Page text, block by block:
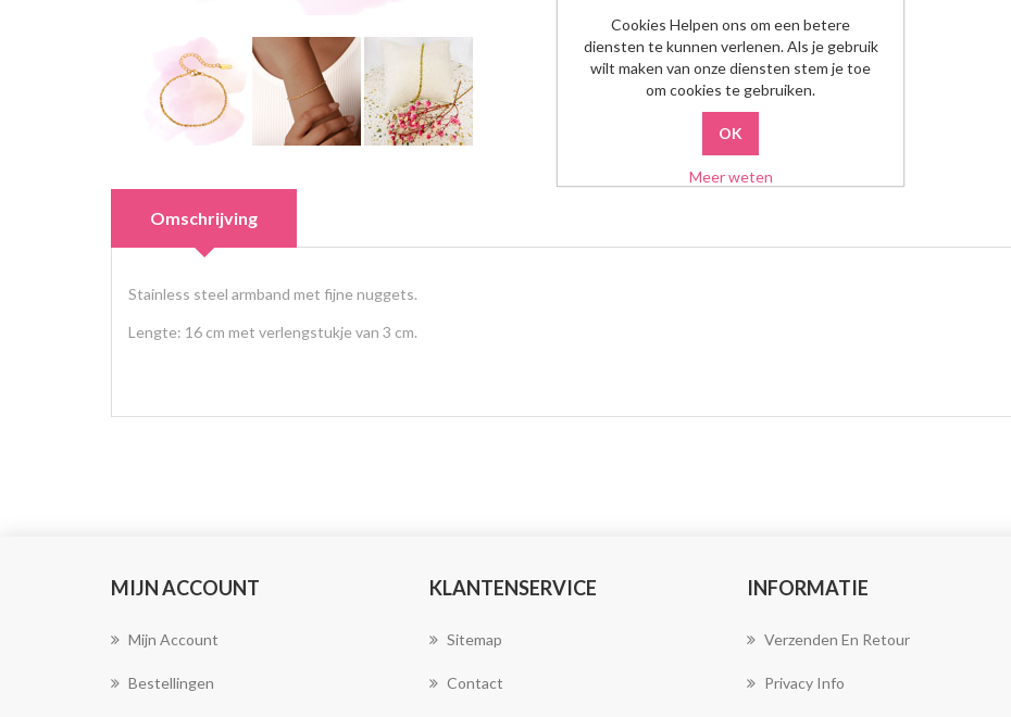
Omschrijving
Stainless steel armband met fijne nuggets.
Lengte: 16 cm met verlengstukje van 3 cm.
MIJN ACCOUNT
Mijn Account
Bestellingen
KLANTENSERVICE
Sitemap
Contact
INFORMATIE
Verzenden En Retour
Privacy Info
Cookies Helpen ons om een betere
diensten te kunnen verlenen. Als je gebruik
wilt maken van onze diensten stem je toe
om cookies te gebruiken.
Meer weten